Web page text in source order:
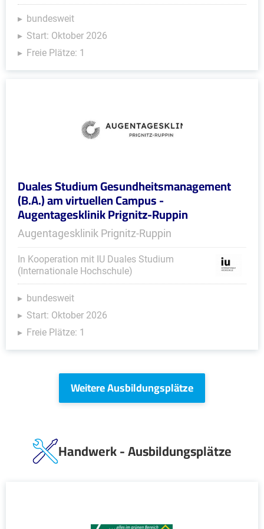
bundesweit
Start: Oktober 2026
Freie Plätze: 1
Duales Studium Gesundheitsmanagement
(B.A.) am virtuellen Campus -
Augentagesklinik Prignitz-Ruppin
Augentagesklinik Prignitz-Ruppin
In Kooperation mit IU Duales Studium
(Internationale Hochschule)
bundesweit
Start: Oktober 2026
Freie Plätze: 1
Weitere Ausbildungsplätze
Handwerk - Ausbildungsplätze